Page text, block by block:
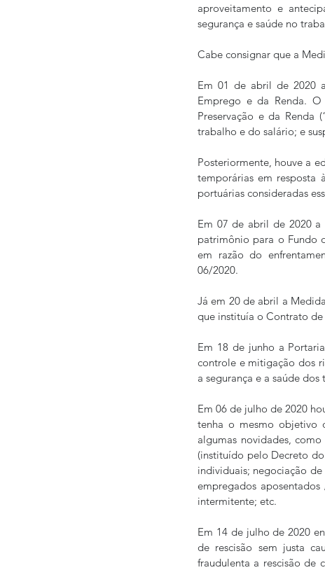
aproveitamento e
segurança e saúde no
Cabe consignar que a
Em 01 de abril de 2020
Emprego e da Renda.
Preservação e da Renda
trabalho e do salário; e
Posteriormente, houve a
temporárias em resposta
portuárias consideradas
Em 07 de abril de 2020 a
patrimônio para o Fundo
em razão do
06/2020.
Já em 20 de abril a
que instituía o Contrato
Em 18 de junho a
controle e mitigação dos
a segurança e a saúde
Em 06 de julho de 2020
tenha o mesmo objetivo
algumas novidades,
(instituído pelo Decreto
individuais; negociação
empregados
intermitente; etc.
Em 14 de julho de 2020
de rescisão sem justa
fraudulenta a rescisão de